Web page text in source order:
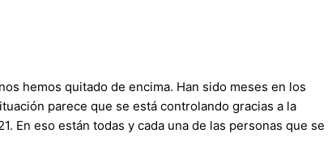
hemos quitado de encima. Han sido meses en los
parece que se está controlando gracias a la
En eso están todas y cada una de las personas que se